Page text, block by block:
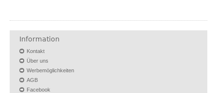
Information
Kontakt
Über uns
Werbemöglichkeiten
AGB
Facebook